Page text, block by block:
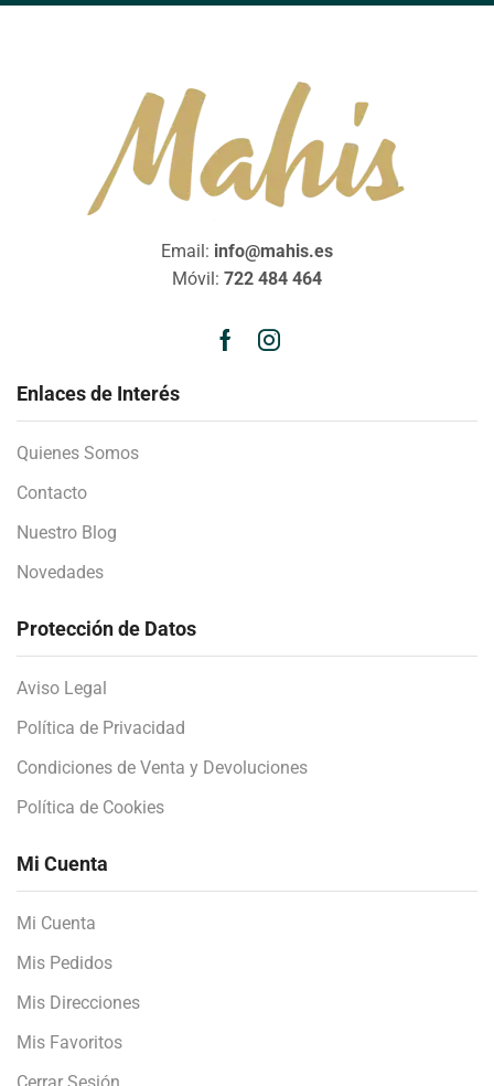
Email: info@mahis.es
Móvil: 722 484 464
Enlaces de Interés
Quienes Somos
Contacto
Nuestro Blog
Novedades
Protección de Datos
Aviso Legal
Política de Privacidad
Condiciones de Venta y Devoluciones
Política de Cookies
Mi Cuenta
Mi Cuenta
Mis Pedidos
Mis Direcciones
Mis Favoritos